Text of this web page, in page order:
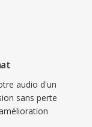
natif,
outils
de
atouts
bit à
les
audio d'un
sans perte